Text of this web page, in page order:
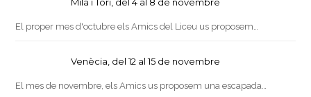
Milà i Torí, del 4 al 8 de novembre
El proper mes d'octubre els Amics del Liceu us proposem…
Venècia, del 12 al 15 de novembre
El mes de novembre, els Amics us proposem una escapada…